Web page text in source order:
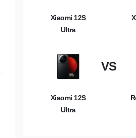
Xiaomi 12S
Ultra
Xiaomi 12S
Ultra
VS